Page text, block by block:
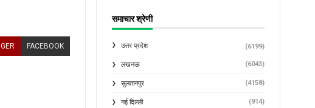
FACEBOOK
समाचार श्रेणी
उत्तर प्रदेश (6199)
लखनऊ (6043)
सुलतानपुर (4158)
नई दिल्ली (914)